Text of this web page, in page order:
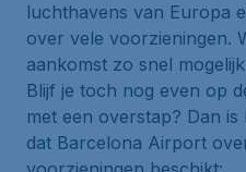
luchthavens van Europa
over vele voorzieningen.
aankomst zo snel
Blijf je toch nog even op
met een overstap? Dan
dat Barcelona Airport